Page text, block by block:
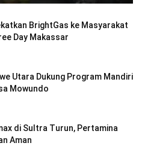
BrightGas ke Masyarakat
Day Makassar
Utara Dukung Program Mandiri
Mowundo
di Sultra Turun, Pertamina
Aman